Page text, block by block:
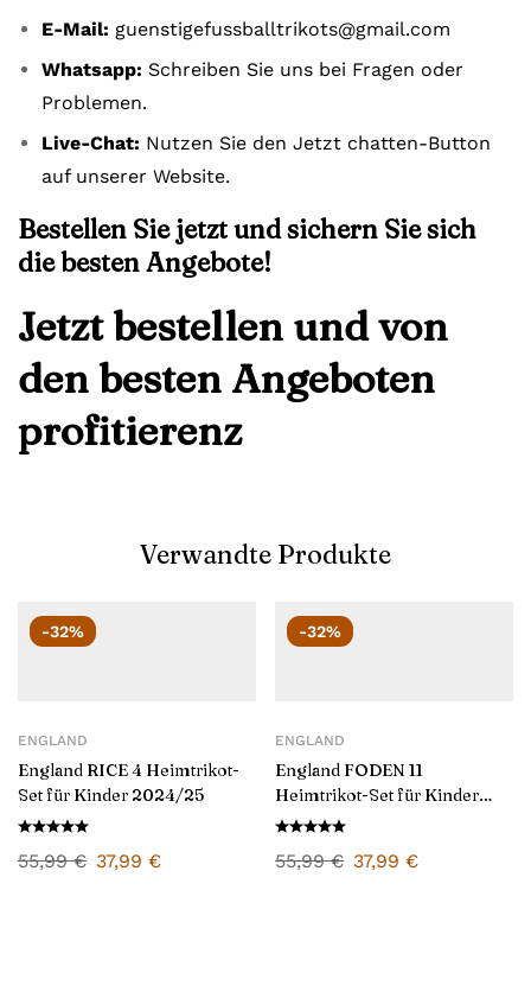
E-Mail: guenstigefussballtrikots@gmail.com
Whatsapp: Schreiben Sie uns bei Fragen oder
Problemen.
Live-Chat: Nutzen Sie den Jetzt chatten-Button
auf unserer Website.
Bestellen Sie jetzt und sichern Sie sich
die besten Angebote!
Jetzt bestellen und von
den besten Angeboten
profitierenz
Verwandte Produkte
-32%
ENGLAND
England RICE 4 Heimtrikot-
Set für Kinder 2024/25
55,99€ 37,99 €
-32%
ENGLAND
England FODEN 11
Heimtrikot-Set für Kinder
2024/25
55,99€ 37,99 €